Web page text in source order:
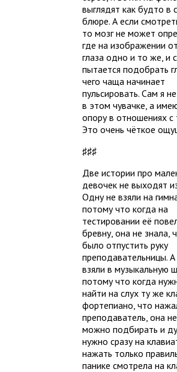
выглядят как будто в
блюре. А если
то мозг не может
где на изображении
глаза одно и то же, и
пытается подобрать
чего чаща начинает
пульсировать. Сам я
в этом чувачке, а
опору в отношениях с
Это очень чёткое
♯♯♯
Две истории про
девочек не выходят
Одну не взяли на
потому что когда на
тестировании её
бревну, она не знала,
было отпустить руку
преподавательницы.
взяли в музыкальную
потому что когда
найти на слух ту же
фортепиано, что
преподаватель, она
можно подбирать и
нужно сразу на
нажать только
панике смотрела на